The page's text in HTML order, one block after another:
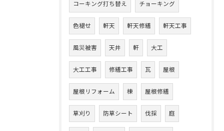
コーキング打ち替え チョーキング
色褪せ 軒天 軒天修繕 軒天工事
風災被害 天井 軒 大工
大工工事 修繕工事 瓦 屋根
屋根リフォーム 棟 屋根修繕
草刈り 防草シート 伐採 庭